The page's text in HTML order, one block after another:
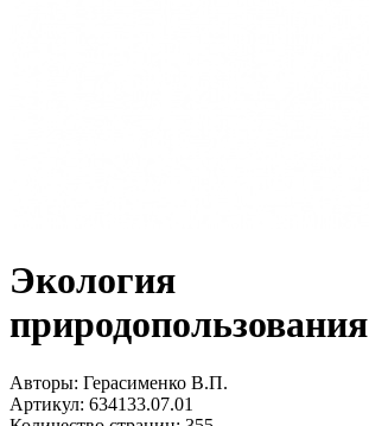
Экология
природопользования
Авторы: Герасименко В.П.
Артикул: 634133.07.01